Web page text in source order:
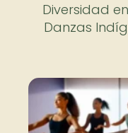
Diversidad
Danzas